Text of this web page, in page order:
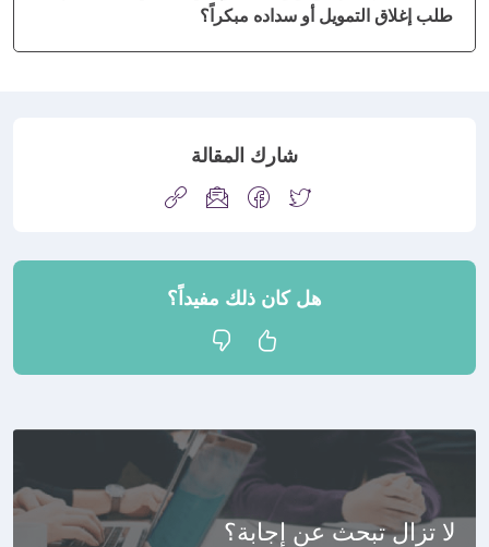
طلب إغلاق التمويل أو سداده مبكراً؟
شارك المقالة
هل كان ذلك مفيداً؟
لا تزال تبحث عن إجابة؟